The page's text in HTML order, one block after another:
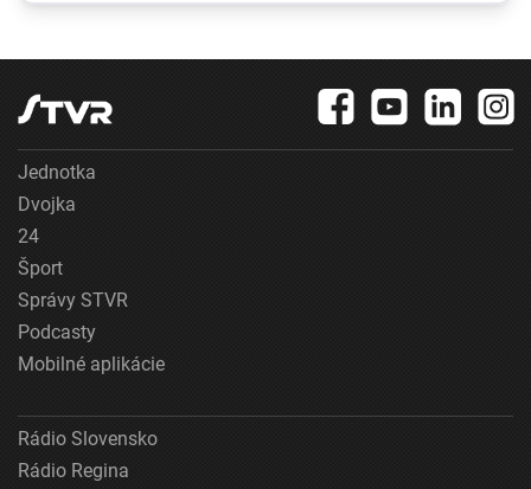
Jednotka
Dvojka
24
Šport
Správy STVR
Podcasty
Mobilné aplikácie
Rádio Slovensko
Rádio Regina